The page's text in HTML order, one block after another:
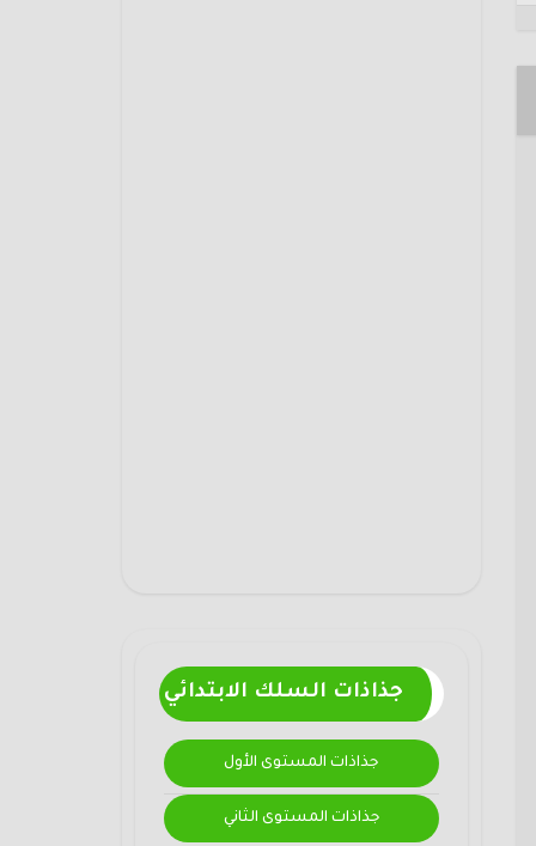
جذاذات السلك الابتدائي
جذاذات المستوى الأول
جذاذات المستوى الثاني